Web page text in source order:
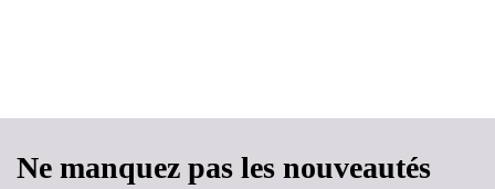
Ne manquez pas les nouveautés